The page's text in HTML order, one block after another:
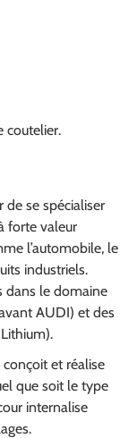
coutelier.
de se spécialiser
forte valeur
l’automobile, le
industriels.
dans le domaine
AUDI) et des
conçoit et réalise
que soit le type
internalise